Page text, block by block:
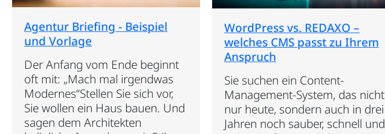
Agentur Briefing - Beispiel
und Vorlage
Der Anfang vom Ende beginnt
oft mit: „Mach mal irgendwas
Modernes“Stellen Sie sich vor,
Sie wollen ein Haus bauen. Und
sagen dem Architekten
WordPress vs. REDAXO –
welches CMS passt zu Ihrem
Anspruch
Sie suchen ein Content-
Management-System, das nicht
nur heute, sondern auch in drei
Jahren noch sauber, schnell und